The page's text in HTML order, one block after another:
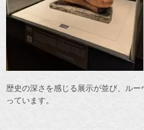
歴史の深さを感じる展示が並び、ル
っています。